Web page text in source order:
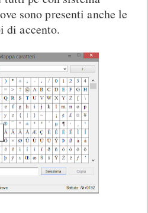
sono presenti anche le
di accento.